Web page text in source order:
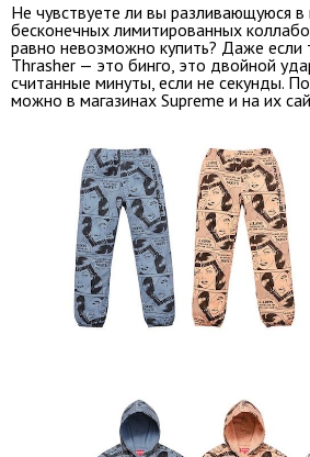
Не чувствуете ли вы разливающуюся в
бесконечных лимитированных
равно невозможно купить? Даже если
Thrasher — это бинго, это двойной
считанные минуты, если не секунды.
можно в магазинах Supreme и на их